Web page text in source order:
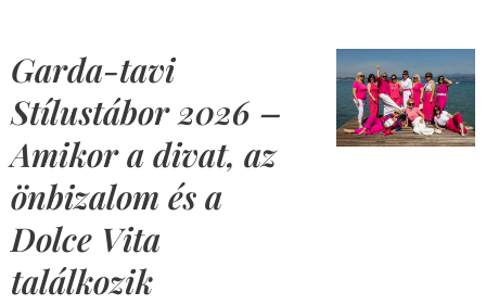
Garda-tavi
Stílustábor 2026 –
Amikor a divat, az
önbizalom és a
Dolce Vita
találkozik